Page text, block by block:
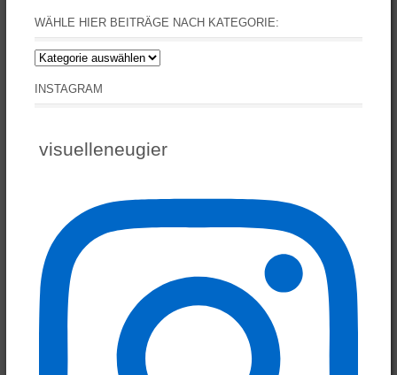
WÄHLE HIER BEITRÄGE NACH KATEGORIE:
Wähle
Beiträge
INSTAGRAM
visuelleneugier